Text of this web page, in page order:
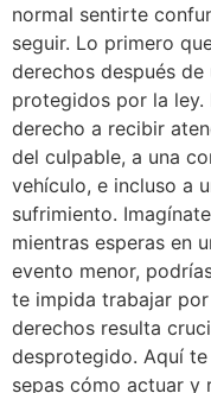
normal sentirte
seguir. Lo primero
derechos después
protegidos por la ley.
derecho a recibir
del culpable, a una
vehículo, e incluso a
sufrimiento.
mientras esperas en
evento menor,
te impida trabajar
derechos resulta
desprotegido. Aquí
sepas cómo actuar y